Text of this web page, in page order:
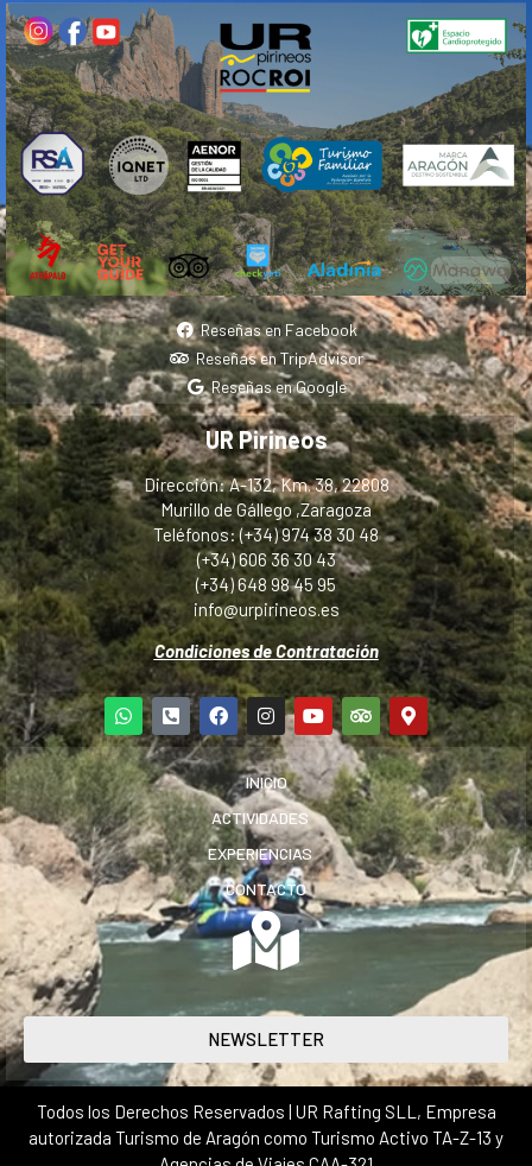
Reseñas en Facebook
Reseñas en TripAdvisor
Reseñas en Google
UR Pirineos
Dirección: A-132, Km. 38, 22808
Murillo de Gállego ,Zaragoza
Teléfonos: (+34) 974 38 30 48
(+34) 606 36 30 43
(+34) 648 98 45 95
info@urpirineos.es
Condiciones de Contratación
INICIO
ACTIVIDADES
EXPERIENCIAS
CONTACTO
NEWSLETTER
Todos los Derechos Reservados | UR Rafting SLL, Empresa
autorizada Turismo de Aragón como Turismo Activo TA-Z-13 y